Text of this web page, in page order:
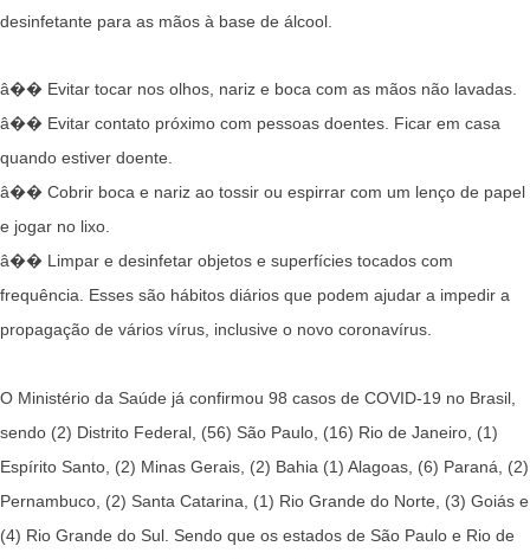
desinfetante para as mãos à base de álcool.
â�� Evitar tocar nos olhos, nariz e boca com as mãos não lavadas.
â�� Evitar contato próximo com pessoas doentes. Ficar em casa
quando estiver doente.
â�� Cobrir boca e nariz ao tossir ou espirrar com um lenço de papel
e jogar no lixo.
â�� Limpar e desinfetar objetos e superfícies tocados com
frequência. Esses são hábitos diários que podem ajudar a impedir a
propagação de vários vírus, inclusive o novo coronavírus.
O Ministério da Saúde já confirmou 98 casos de COVID-19 no Brasil,
sendo (2) Distrito Federal, (56) São Paulo, (16) Rio de Janeiro, (1)
Espírito Santo, (2) Minas Gerais, (2) Bahia (1) Alagoas, (6) Paraná, (2)
Pernambuco, (2) Santa Catarina, (1) Rio Grande do Norte, (3) Goiás e
(4) Rio Grande do Sul. Sendo que os estados de São Paulo e Rio de